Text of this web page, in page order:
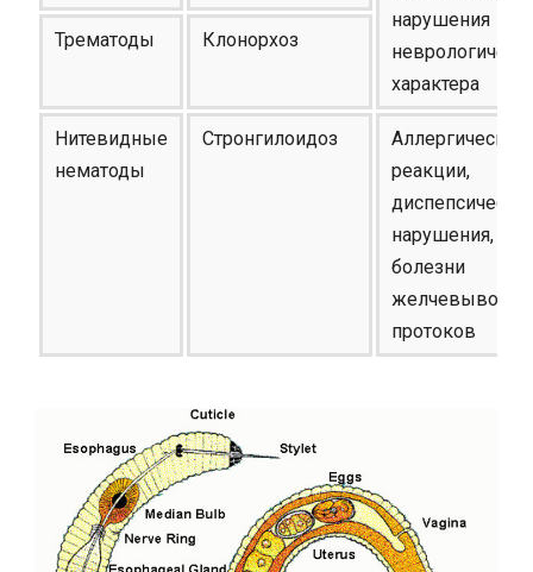
нарушения
характера
Трематоды Клонорхоз
Нитевидные
нематоды
Стронгилоидоз
Аллергические
реакции,
нарушения,
болезни
протоков